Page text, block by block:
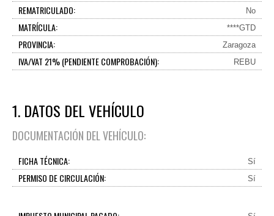
REMATRICULADO: No
MATRÍCULA: ****GTD
PROVINCIA: Zaragoza
IVA/VAT 21% (PENDIENTE COMPROBACIÓN): REBU
1. DATOS DEL VEHÍCULO
DOCUMENTACIÓN DEL VEHÍCULO:
FICHA TÉCNICA: Sí
PERMISO DE CIRCULACIÓN: Sí